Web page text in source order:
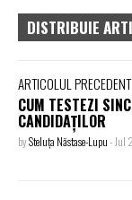
DISTRIBUIE
ARTICOLUL PRECEDENT
CUM TESTEZI
CANDIDAȚILOR
bySteluța Năstase-Lupu-Jul